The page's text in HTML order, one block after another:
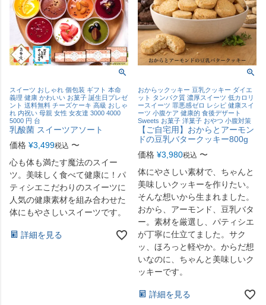
スイーツ おしゃれ 個包装 ギフト 本命
義理 健康 かわいい お菓子 誕生日プレゼ
ント 送料無料 チーズケーキ 高級 おしゃ
れ 内祝い 母親 女性 女友達 3000 4000
5000 円 台
乳酸菌 スイーツアソート
価格 ¥3,499税込 〜
心も体も満たす魔法のスイー
ツ。美味しく食べて健康に！パ
ティシエこだわりのスイーツに
人気の健康素材を組み合わせた
体にもやさしいスイーツです。
詳細を見る
おからックッキー 豆乳クッキー ダイエ
ット タンパク質 濃厚スイーツ 低カロリ
ースイーツ 罪悪感ゼロ レシピ 健康スイ
ーツ 小腹ケア 健康的 食後デザート
Sweets お菓子 洋菓子 おやつ 小腹対策
【ご自宅用】おからとアーモン
ドの豆乳バタークッキー800g
価格 ¥3,980税込 〜
体にやさしい素材で、ちゃんと
美味しいクッキーを作りたい。
そんな想いから生まれました。
おから、アーモンド、豆乳バタ
ー。素材を厳選し、パティシエ
が丁寧に仕立てました。サク
ッ、ほろっと軽やか。からだ想
いなのに、ちゃんと美味しいク
ッキーです。
詳細を見る